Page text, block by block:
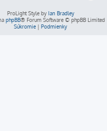
ProLight Style by Ian Bradley
phpBB® Forum Software © phpBB Limited
Súkromie | Podmienky